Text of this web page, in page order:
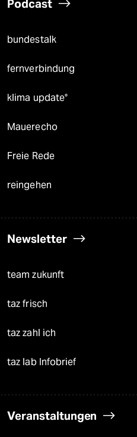
Podcast
bundestalk
fernverbindung
klima update°
Mauerecho
Freie Rede
reingehen
Newsletter
team zukunft
taz frisch
taz zahl ich
taz lab Infobrief
Veranstaltungen